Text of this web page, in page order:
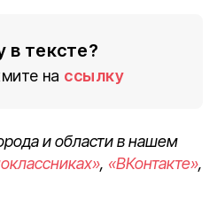
в тексте?
на ссылку
и области в нашем
, «ВКонтакте»,